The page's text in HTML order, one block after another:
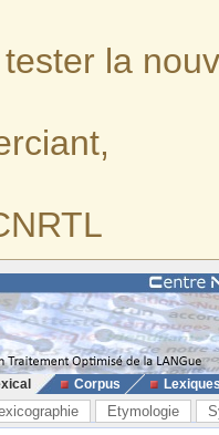
la
Corpus
Etymologie